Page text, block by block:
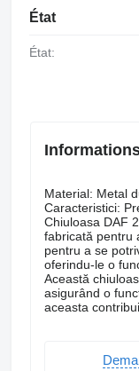
État
État:
Material: Metal
Caracteristici:
Chiuloasa DAF
fabricată pentru
pentru a se
oferindu-le o
Această
asigurând o
aceasta